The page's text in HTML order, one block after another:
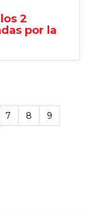
2
por la
7 8
9